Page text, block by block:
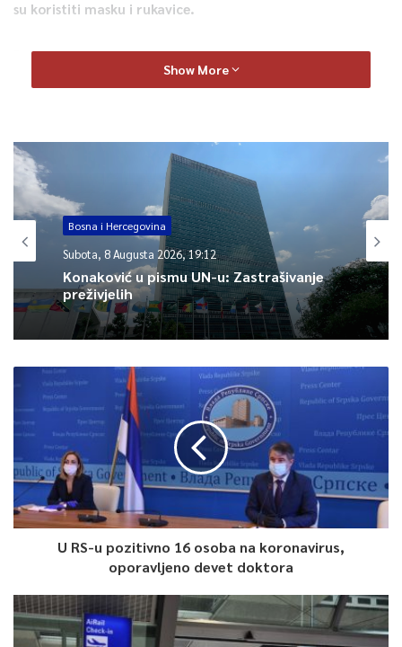
su koristiti masku i rukavice.
Putnici mogu ulaziti samo na prednja vrata vozila javnog
na dezinfekciji ruku svakog putnika koji uđe u ovaj prevoz.
Također, dezinficiraju se i sjedišta nakon izlaska svakog putnika.
Građanima koji ulaze u tramvaj daju se upute gdje da sjednu,
dakle,na sjedišta koja na sebi imaju zelenu oznaku.
Bajro Žilić radi na dezinfekciji, ali je i vozač tramvaja, pa će se
mijenjati sa kolegom u toku dana.
“Radim dezinfekciju na ulazu tramvaju i dajem upute putnicima
pridržavaju. Svi se pridržavaju uputa, nisam imao problema.
Mijenjat ćemo se kolega i ja, jedan krug on vozi, drugi ja”,
pojasnio je Žilić.
Show More
Bosna i Hercegovina
Subota, 8 Augusta 2026, 19:12
Konaković u pismu UN-u: Zastrašivanje
preživjelih
U RS-u pozitivno 16 osoba na koronavirus,
oporavljeno devet doktora